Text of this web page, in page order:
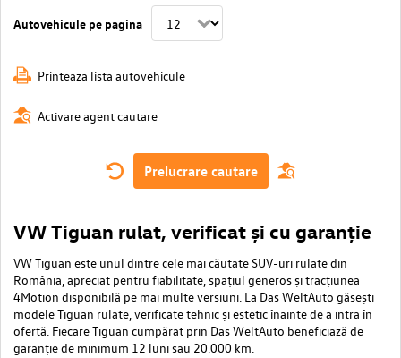
Autovehicule pe pagina
Printeaza lista autovehicule
Activare agent cautare
Prelucrare cautare
VW Tiguan rulat, verificat și cu garanție
VW Tiguan este unul dintre cele mai căutate SUV-uri rulate din
România, apreciat pentru fiabilitate, spațiul generos și tracțiunea
4Motion disponibilă pe mai multe versiuni. La Das WeltAuto găsești
modele Tiguan rulate, verificate tehnic și estetic înainte de a intra în
ofertă. Fiecare Tiguan cumpărat prin Das WeltAuto beneficiază de
garanție de minimum 12 luni sau 20.000 km.